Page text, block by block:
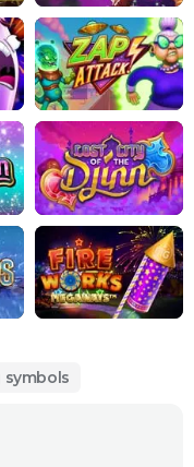
symbols